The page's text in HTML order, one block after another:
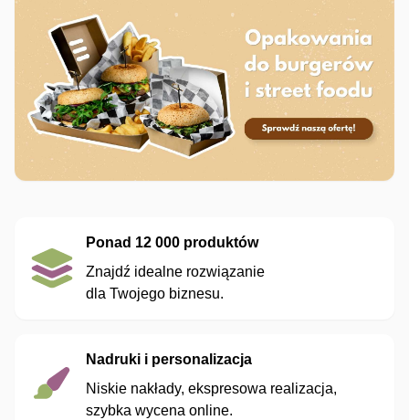
Ponad 12 000 produktów
Znajdź idealne rozwiązanie
dla Twojego biznesu.
Nadruki i personalizacja
Niskie nakłady, ekspresowa realizacja,
szybka wycena online.